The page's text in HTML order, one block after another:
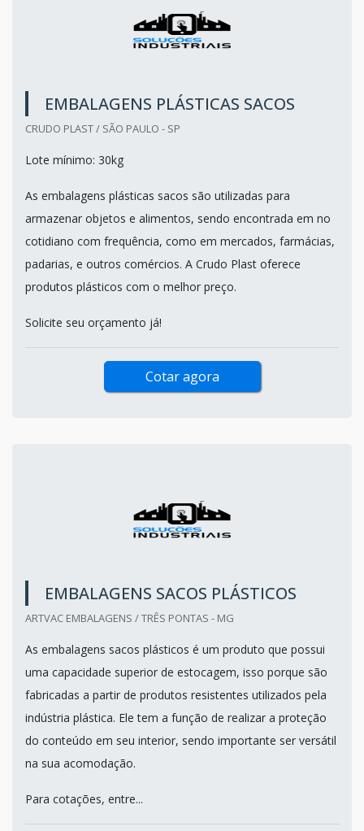
EMBALAGENS PLÁSTICAS SACOS
CRUDO PLAST / SÃO PAULO - SP
Lote mínimo: 30kg
As embalagens plásticas sacos são utilizadas para
armazenar objetos e alimentos, sendo encontrada em no
cotidiano com frequência, como em mercados, farmácias,
padarias, e outros comércios. A Crudo Plast oferece
produtos plásticos com o melhor preço.
Solicite seu orçamento já!
Cotar agora
EMBALAGENS SACOS PLÁSTICOS
ARTVAC EMBALAGENS / TRÊS PONTAS - MG
As embalagens sacos plásticos é um produto que possui
uma capacidade superior de estocagem, isso porque são
fabricadas a partir de produtos resistentes utilizados pela
indústria plástica. Ele tem a função de realizar a proteção
do conteúdo em seu interior, sendo importante ser versátil
na sua acomodação.
Para cotações, entre...